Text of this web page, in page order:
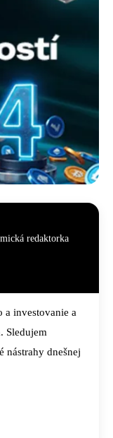
redaktorka
a investovanie a
Sledujem
nástrahy dnešnej